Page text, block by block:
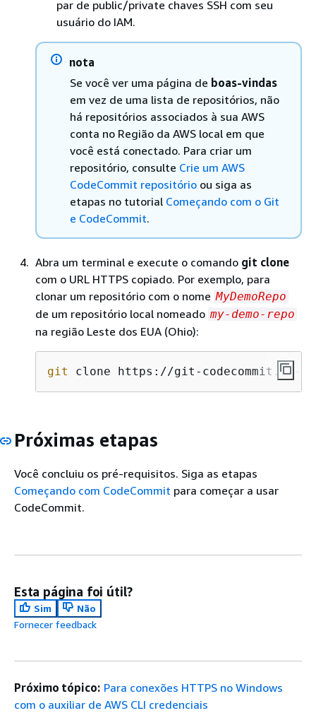
par de public/private chaves SSH com seu
usuário do IAM.
nota
Se você ver uma página de boas-vindas
em vez de uma lista de repositórios, não
há repositórios associados à sua AWS
conta no Região da AWS local em que
você está conectado. Para criar um
repositório, consulte Crie um AWS
CodeCommit repositório ou siga as
etapas no tutorial Começando com o Git
e CodeCommit.
Abra um terminal e execute o comando git clone
com o URL HTTPS copiado. Por exemplo, para
clonar um repositório com o nome MyDemoRepo
de um repositório local nomeado my-demo-repo
na região Leste dos EUA (Ohio):
git clone https://git-codecommit.us-
Próximas etapas
Você concluiu os pré-requisitos. Siga as etapas
Começando com CodeCommit para começar a usar
CodeCommit.
Esta página foi útil?
Sim
Não
Fornecer feedback
Próximo tópico: Para conexões HTTPS no Windows
com o auxiliar de AWS CLI credenciais